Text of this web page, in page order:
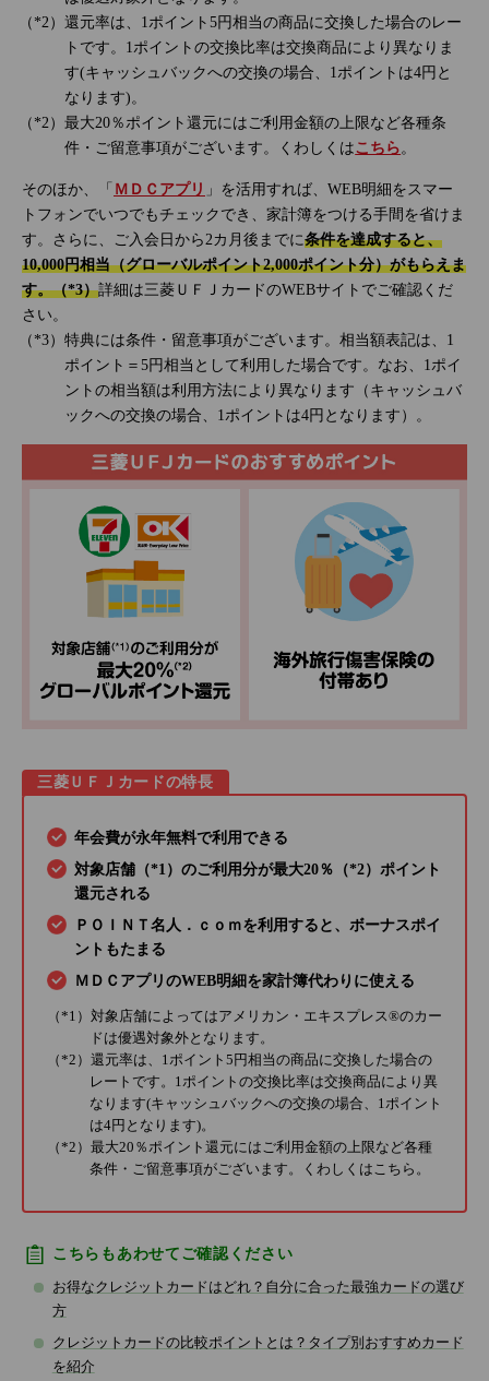
還元率は、1ポイント5円相当の商品に交換した場合のレー
トです。1ポイントの交換比率は交換商品により異なりま
す(キャッシュバックへの交換の場合、1ポイントは4円と
なります)。
最大20％ポイント還元にはご利用金額の上限など各種条
件・ご留意事項がございます。くわしくはこちら。
そのほか、「 ＭＤＣアプリ 」を活用すれば、WEB明細をスマー
トフォンでいつでもチェックでき、家計簿をつける手間を省けま
す。さらに、ご入会日から2カ月後までに条件を達成すると、
10,000円相当（グローバルポイント2,000ポイント分）がもらえま
す。（*3）詳細は三菱ＵＦＪカードのWEBサイトでご確認くだ
さい。
特典には条件・留意事項がございます。相当額表記は、1
ポイント＝5円相当として利用した場合です。なお、1ポイ
ントの相当額は利用方法により異なります（キャッシュバ
ックへの交換の場合、1ポイントは4円となります）。
三菱ＵＦＪカードの特長
年会費が永年無料で利用できる
対象店舗（*1）のご利用分が最大20％（*2）ポイント
還元される
ＰＯＩＮＴ名人．ｃｏｍを利用すると、ボーナスポイ
ントもたまる
ＭＤＣアプリのWEB明細を家計簿代わりに使える
（*1）対象店舗によってはアメリカン・エキスプレス®のカー
ドは優遇対象外となります。
（*2）還元率は、1ポイント5円相当の商品に交換した場合の
レートです。1ポイントの交換比率は交換商品により異
なります(キャッシュバックへの交換の場合、1ポイント
は4円となります)。
（*2）最大20％ポイント還元にはご利用金額の上限など各種
条件・ご留意事項がございます。くわしくはこちら 。
こちらもあわせてご確認ください
お得なクレジットカードはどれ？自分に合った最強カードの選び
方
クレジットカードの比較ポイントとは？タイプ別おすすめカード
を紹介